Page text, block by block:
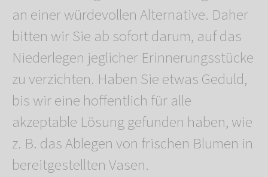
an einer würdevollen Alternative. Daher
bitten wir Sie ab sofort darum, auf das
Niederlegen jeglicher Erinnerungsstücke
zu verzichten. Haben Sie etwas Geduld,
bis wir eine hoffentlich für alle
akzeptable Lösung gefunden haben, wie
z. B. das Ablegen von frischen Blumen in
bereitgestellten Vasen.